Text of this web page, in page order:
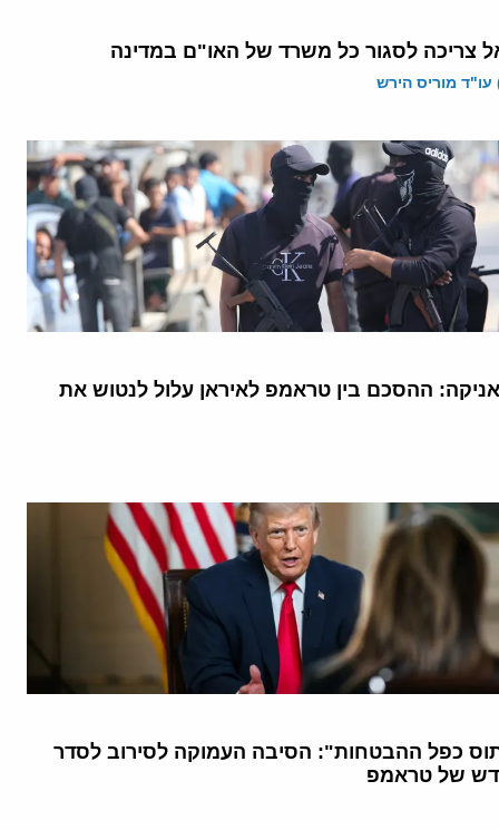
צריכה לסגור כל משרד של האו"ם במדינה
מוריס הירש
ההסכם בין טראמפ לאיראן עלול לנטוש את
כפל ההבטחות": הסיבה העמוקה לסירוב לסדר
של טראמפ